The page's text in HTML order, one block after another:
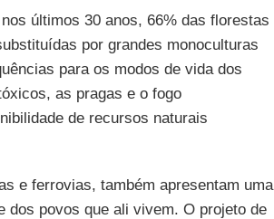
últimos 30 anos, 66% das florestas
por grandes monoculturas
para os modos de vida dos
as pragas e o fogo
de recursos naturais
e ferrovias, também apresentam uma
dos povos que ali vivem. O projeto de